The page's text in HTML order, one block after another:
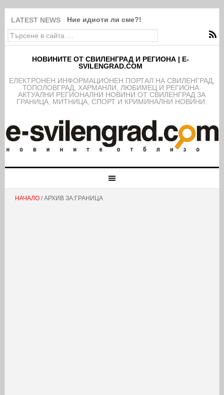
LATEST NEWS Ние идиоти ли сме?!
НОВИНИТЕ ОТ СВИЛЕНГРАД И РЕГИОНА | E-
SVILENGRAD.COM
EЛЕКТРОНЕН ИНФОРМАЦИОНЕН ПОРТАЛ НА СВИЛЕНГРАД,
ТОПОЛОВГРАД, ХАРМАНЛИ, ЛЮБИМЕЦ И РЕГИОНА.
АКТУАЛНИ РЕГИОНАЛНИ НОВИНИ ОТ СВИЛЕНГРАД ЗА
ГРАНИЦА, МИТНИЦА, СПОРТ И КРИМИНАЛНИ НОВИНИ.
НАЧАЛО/ АРХИВ ЗА:ГРАНИЦА